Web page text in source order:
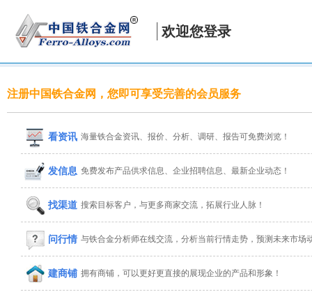
欢迎您登录
注册中国铁合金网，您即可享受完善的会员服务
看资讯 海量铁合金资讯、报价、分析、调研、报告可免费浏览！
发信息 免费发布产品供求信息、企业招聘信息、最新企业动态！
找渠道 搜索目标客户，与更多商家交流，拓展行业人脉！
问行情 与铁合金分析师在线交流，分析当前行情走势，预测未来市场
建商铺 拥有商铺，可以更好更直接的展现企业的产品和形象！